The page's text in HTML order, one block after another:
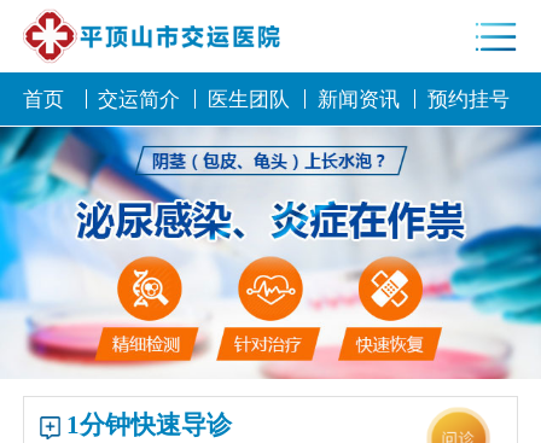
首页 交运简介 医生团队 新闻资讯 预约挂号
1分钟快速导诊